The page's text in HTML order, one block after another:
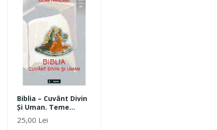
Biblia – Cuvânt Divin
Și Uman. Teme
Introductive În
Sfânta Scriptură
25,00 Lei